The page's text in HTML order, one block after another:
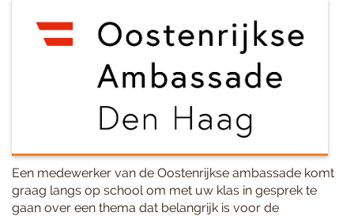
Een medewerker van de Oostenrijkse ambassade komt
graag langs op school om met uw klas in gesprek te
gaan over een thema dat belangrijk is voor de